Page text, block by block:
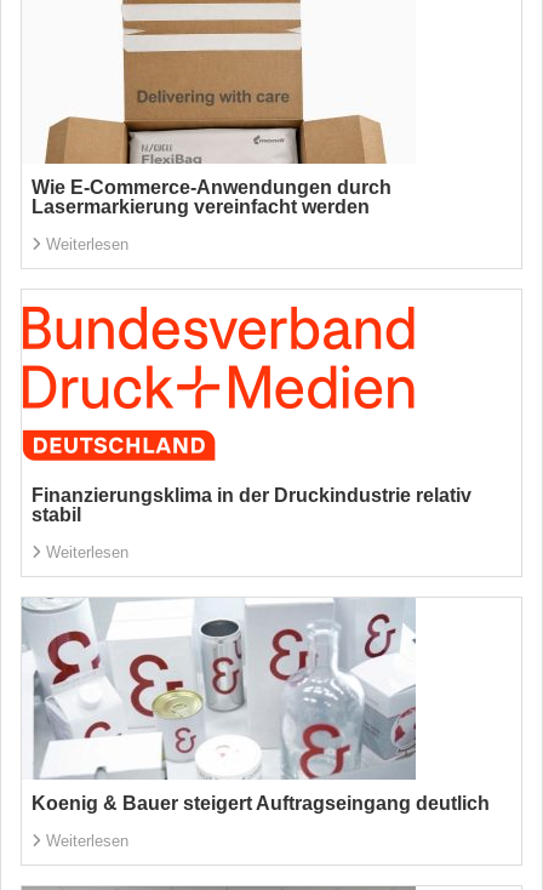
Wie E-Commerce-Anwendungen durch
Lasermarkierung vereinfacht werden
Weiterlesen
Finanzierungsklima in der Druckindustrie relativ
stabil
Weiterlesen
Koenig & Bauer steigert Auftragseingang deutlich
Weiterlesen